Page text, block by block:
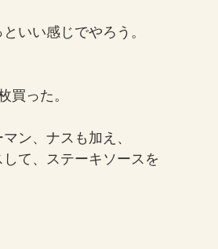
いい感じでやろう。
った。
ン、ナスも加え、
て、ステーキソースを